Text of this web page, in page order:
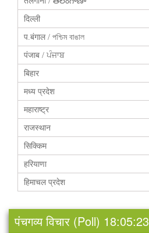
दिल्ली
प.बंगाल / পশ্চিম বাঙাল
पंजाब / ਪੰਜਾਬ
बिहार
मध्य प्रदेश
महाराष्ट्र
राजस्थान
सिक्किम
हरियाणा
हिमाचल प्रदेश
पंचगव्य विचार (Poll) 18:05:23